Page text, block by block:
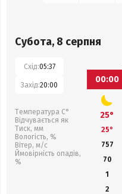
Субота, 8 серпня
Схід:05:37
Захід:20:00
Температура С°
Відчувається як
Тиск, мм
Вологість, %
Вітер, м/с
Ймовірність опадів,
%
00:00
25°
25°
757
70
1
2